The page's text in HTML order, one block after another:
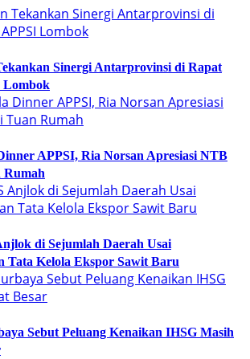
Sinergi Antarprovinsi di Rapat
Lombok
APPSI, Ria Norsan Apresiasi NTB
Rumah
di Sejumlah Daerah Usai
Tata Kelola Ekspor Sawit Baru
Sebut Peluang Kenaikan IHSG Masih